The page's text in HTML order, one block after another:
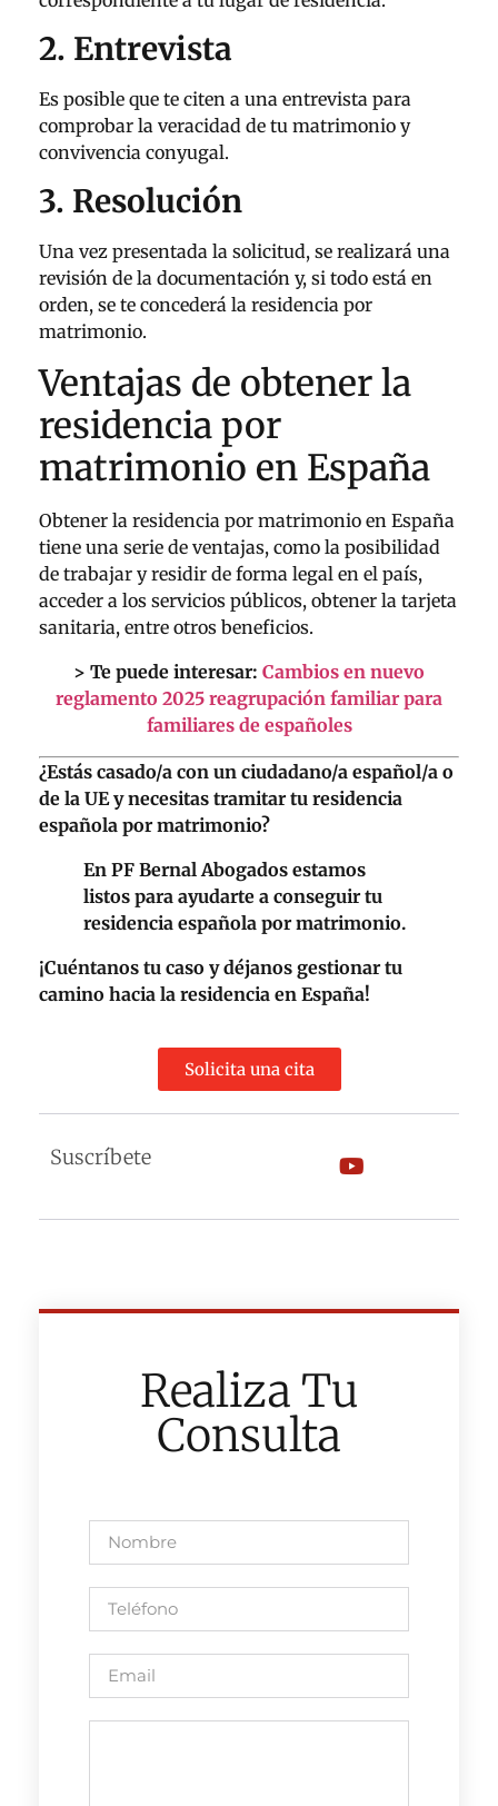
2. Entrevista
Es posible que te citen a una entrevista para
comprobar la veracidad de tu matrimonio y
convivencia conyugal.
3. Resolución
Una vez presentada la solicitud, se realizará una
revisión de la documentación y, si todo está en
orden, se te concederá la residencia por
matrimonio.
Ventajas de obtener la
residencia por
matrimonio en España
Obtener la residencia por matrimonio en España
tiene una serie de ventajas, como la posibilidad
de trabajar y residir de forma legal en el país,
acceder a los servicios públicos, obtener la tarjeta
sanitaria, entre otros beneficios.
> Te puede interesar: Cambios en nuevo
reglamento 2025 reagrupación familiar para
familiares de españoles
¿Estás casado/a con un ciudadano/a español/a o
de la UE y necesitas tramitar tu residencia
española por matrimonio?
En PF Bernal Abogados estamos
listos para ayudarte a conseguir tu
residencia española por matrimonio.
¡Cuéntanos tu caso y déjanos gestionar tu
camino hacia la residencia en España!
Solicita una cita
Suscríbete
Realiza Tu
Consulta